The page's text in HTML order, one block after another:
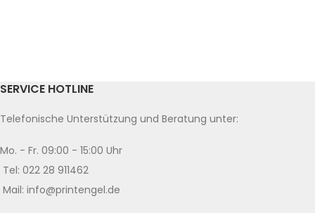
SERVICE HOTLINE
Telefonische Unterstützung und Beratung unter:
Mo. - Fr. 09:00 - 15:00 Uhr
Tel: 022 28 911462
Mail: info@printengel.de